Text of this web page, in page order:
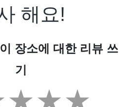
해요!
장소에 대한 리뷰 쓰
기